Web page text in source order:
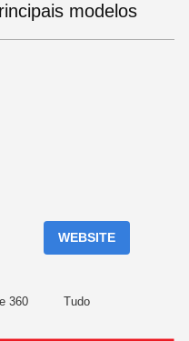
modelos
WEBSITE
360 Tudo